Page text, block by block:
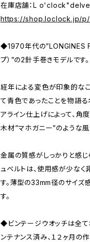
在庫店舗：L o'clock"delve"
https://shop.loclock.jp/
◆1970年代の”LONGINES
プ）”の2針手巻きモデルです。
経年による変色が印象的な
て青色であったことを物語
アライン仕上げによって、角
木材”マホガニー”のような
金属の質感がしっかりと感
ュベルトは、使用感が少なく
す。薄型の33mm径のサイ
す。
◆ビンテージウオッチは全
ンテナンス済み、１２ヶ月の